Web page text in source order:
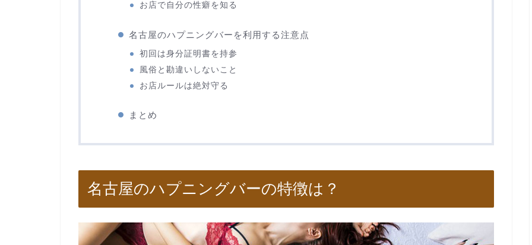
お店で自分の性癖を知る
名古屋のハプニングバーを利用する注意点
初回は身分証明書を持参
風俗と勘違いしないこと
お店ルールは絶対守る
まとめ
名古屋のハプニングバーの特徴は？